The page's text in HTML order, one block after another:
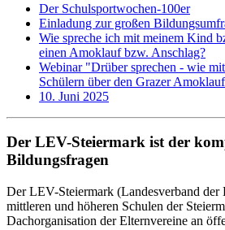
Der Schulsportwochen-100er
Einladung zur großen
Wie spreche ich mit meinem Kind
einen Amoklauf bzw. Anschlag?
Webinar "Drüber sprechen - wie
Schülern über den Grazer
10. Juni 2025
Der LEV-Steiermark ist der
Bildungsfragen
Der LEV-Steiermark (Landesverband der
mittleren und höheren Schulen der
Dachorganisation der Elternvereine an